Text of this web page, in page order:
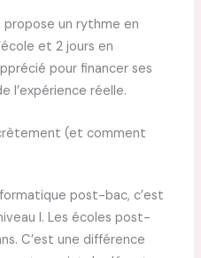
propose un rythme en
et 2 jours en
pour financer ses
l’expérience réelle.
(et comment
post-bac, c’est
I. Les écoles post-
C’est une différence